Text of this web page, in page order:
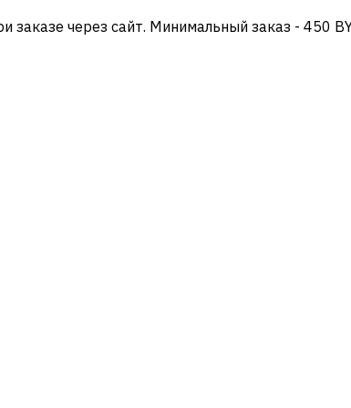
заказе через сайт. Минимальный заказ - 450